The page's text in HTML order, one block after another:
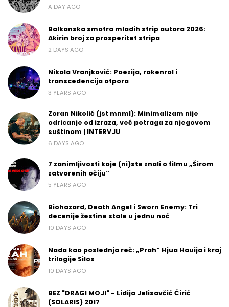
A DAY AGO
Balkanska smotra mladih strip autora 2026:
Akirin broj za prosperitet stripa
2 DAYS AGO
Nikola Vranjković: Poezija, rokenrol i
transcedencija otpora
3 YEARS AGO
Zoran Nikolić (jst mnml): Minimalizam nije
odricanje od izraza, već potraga za njegovom
suštinom | INTERVJU
6 DAYS AGO
7 zanimljivosti koje (ni)ste znali o filmu „Širom
zatvorenih očiju“
5 YEARS AGO
Biohazard, Death Angel i Sworn Enemy: Tri
decenije žestine stale u jednu noć
10 DAYS AGO
Nada kao poslednja reč: „Prah“ Hjua Hauija i kraj
trilogije Silos
10 DAYS AGO
BEZ "DRAGI MOJI" - Lidija Jelisavčić Ćirić
(SOLARIS) 2017